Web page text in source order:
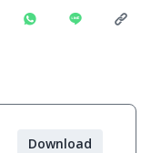
Download